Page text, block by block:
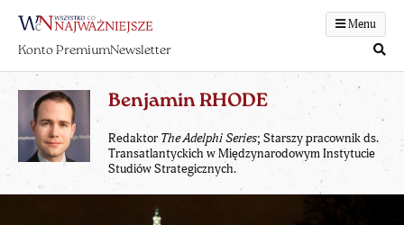
Menu
Konto PremiumNewsletter
Benjamin RHODE
RedaktorThe Adelphi Series; Starszy pracownik ds.
Transatlantyckich w Międzynarodowym Instytucie
Studiów Strategicznych.